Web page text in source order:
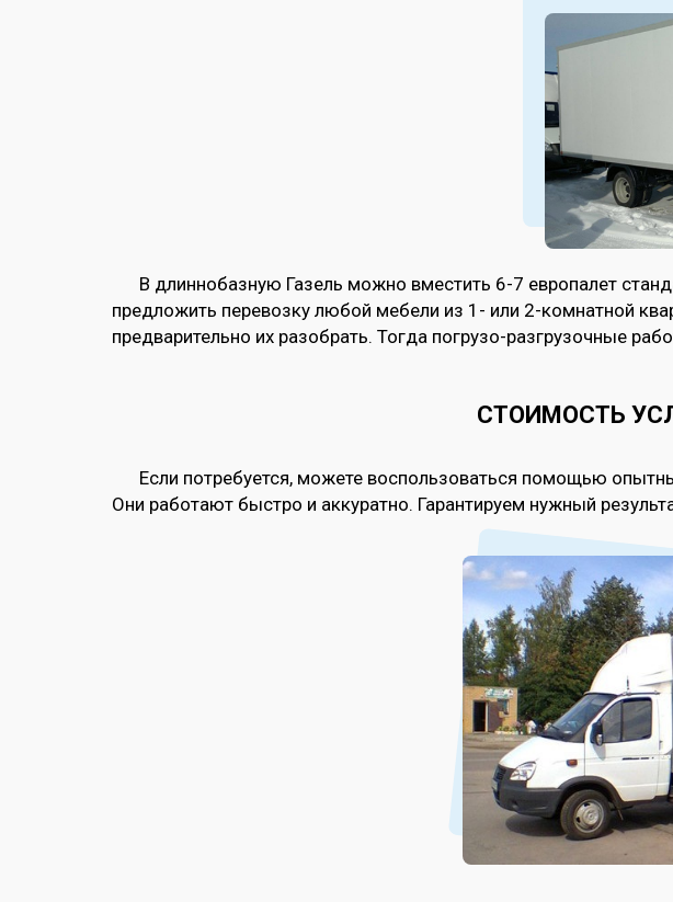
В длиннобазную Газель можно вместить 6-7 европалет
предложить перевозку любой мебели из 1- или 2-комнатной
предварительно их разобрать. Тогда погрузо-разгрузочные
СТОИМОСТЬ
Если потребуется, можете воспользоваться помощью
Они работают быстро и аккуратно. Гарантируем нужный